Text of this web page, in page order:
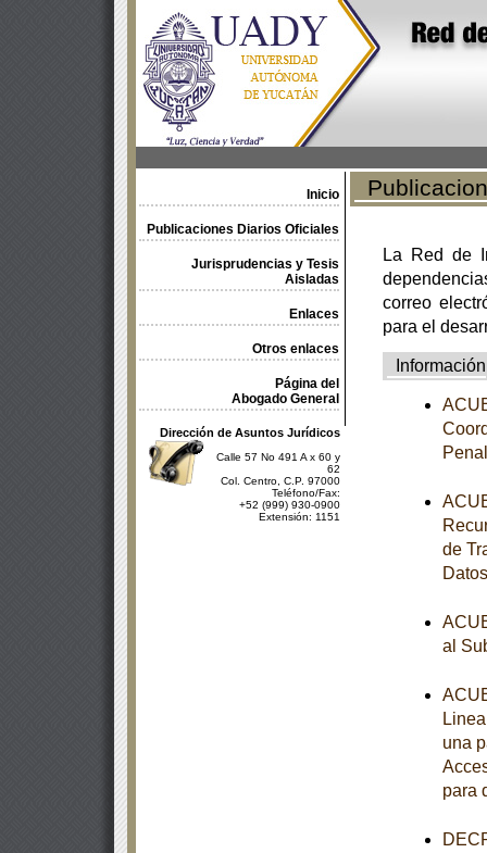
Inicio
Publicaciones Diarios Oficiales
Jurisprudencias y Tesis
Aisladas
Enlaces
Otros enlaces
Página del
Abogado General
Dirección de Asuntos Jurídicos
Calle 57 No 491 A x 60 y
62
Col. Centro, C.P. 97000
Teléfono/Fax:
+52 (999) 930-0900
Extensión: 1151
La Red de
correo
para el
Información
de
al
una
para